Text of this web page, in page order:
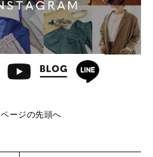
ページの先頭へ